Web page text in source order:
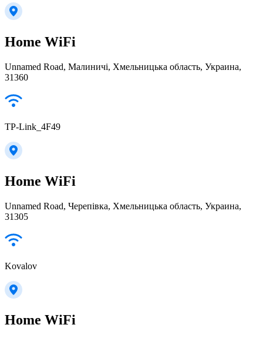
Home WiFi
Unnamed Road, Малиничі, Хмельницька область, Украина,
31360
TP-Link_4F49
Home WiFi
Unnamed Road, Черепівка, Хмельницька область, Украина,
31305
Kovalov
Home WiFi